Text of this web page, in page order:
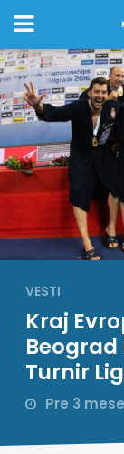
VESTI
Kraj
Beograd
Turnir
Pre 3